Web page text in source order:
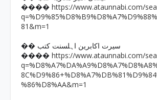
���� https://www.ataunnabi.com/
81&m=1
�� سیرت اکابرین اہلسنت کتب
���� https://www.ataunnabi.com/
%86%D8%AA&m=1